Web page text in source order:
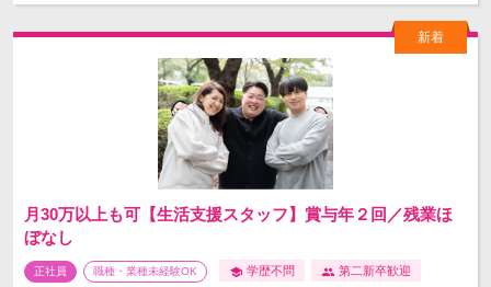
月30万以上も可【生活支援スタッフ】賞与年２回／残業ほ
ぼなし
正社員 職種・業種未経験OK 学歴不問 第二新卒歓迎